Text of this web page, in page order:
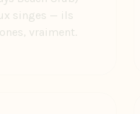
singes — ils
vraiment.